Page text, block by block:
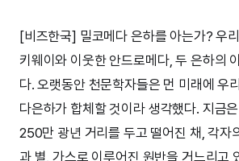
[비즈한국] 밀코메다 은하를 아는가? 우
키웨이와 이웃한 안드로메다, 두 은하의
다. 오랫동안 천문학자들은 먼 미래에 우
다은하가 합체할 것이라 생각했다. 지금
250만 광년 거리를 두고 떨어진 채, 각자
과 별, 가스로 이루어진 원반을 거느리고